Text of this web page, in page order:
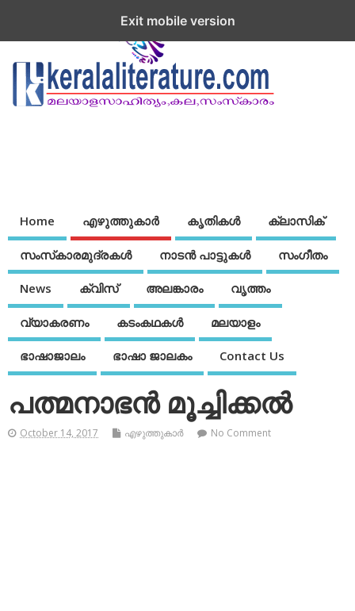
Home എഴുത്തുകാര്‍ കൃതികൾ ക്ലാസിക്
സംസ്‌കാരമുദ്രകള്‍ നാടന്‍ പാട്ടുകള്‍ സംഗീതം
News ക്വിസ് അലങ്കാരം വൃത്തം
വ്യാകരണം കടംകഥകള്‍ മലയാളം
ഭാഷാജാലം ഭാഷാ ജാലകം Contact Us
പത്മനാഭന്‍ മൂച്ചിക്കല്‍
October 14, 2017 എഴുത്തുകാര്‍ No Comment
Exit mobile version